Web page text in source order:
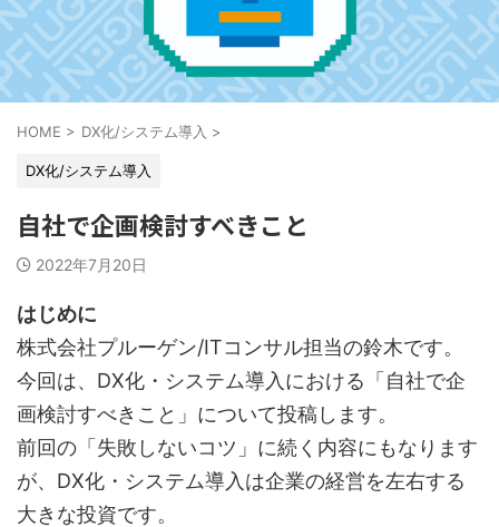
HOME > DX化/システム導入 >
DX化/システム導入
自社で企画検討すべきこと
2022年7月20日
はじめに
株式会社プルーゲン/ITコンサル担当の鈴木です。
今回は、DX化・システム導入における「自社で企
画検討すべきこと」について投稿します。
前回の「失敗しないコツ」に続く内容にもなります
が、DX化・システム導入は企業の経営を左右する
大きな投資です。